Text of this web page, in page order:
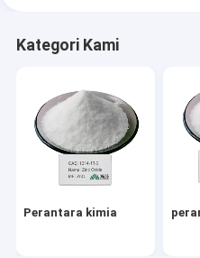
aditif makanan
Kategori Kami
Perantara kimia